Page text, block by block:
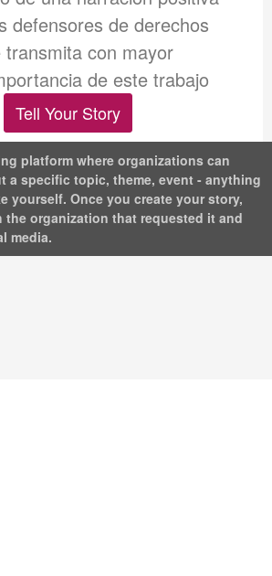
defensores de derechos
transmita con mayor
Tell Your Story
platform where organizations can
a specific topic, theme, event - anything
yourself. Once you create your story,
the organization that requested it and
media.